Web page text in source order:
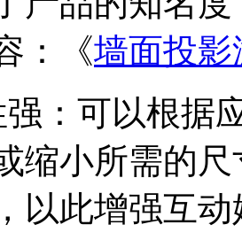
：《墙面投影
：可以根据
缩小所需的
以此增强互